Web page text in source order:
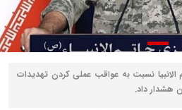
الانبیا نسبت به عواقب عملی کردن تهدیدات
هشدار داد.